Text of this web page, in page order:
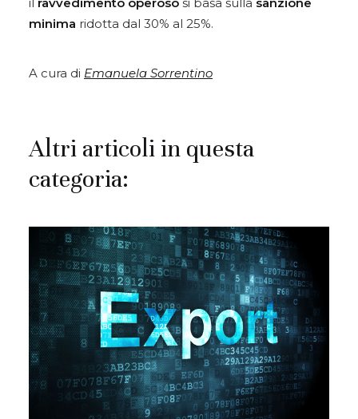
minima ridotta dal 30% al 25%.
A cura di Emanuela Sorrentino
Altri articoli in questa
categoria: